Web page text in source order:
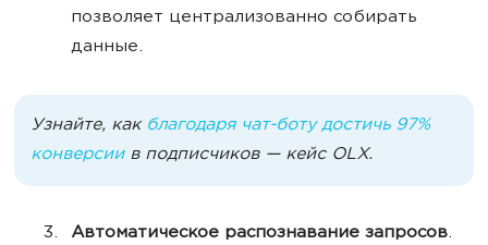
позволяет централизованно собирать
данные.
Узнайте, как благодаря чат-боту достичь 97%
конверсии в подписчиков — кейс OLX.
Автоматическое распознавание запросов.